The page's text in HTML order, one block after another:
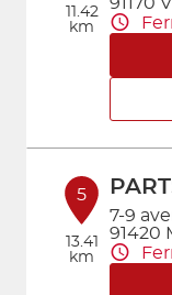
11.42
km
5
13.41
km
7-9
91420